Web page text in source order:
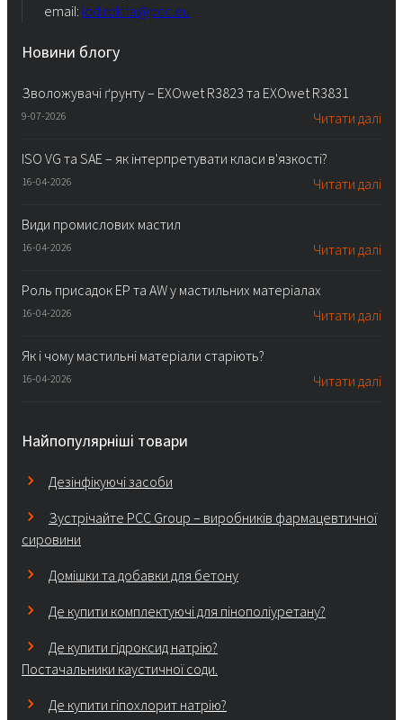
email: iod.rokita@pcc.eu
Новини блогу
Зволожувачі ґрунту – EXOwet R3823 та EXOwet R3831
9-07-2026 Читати далі
ISO VG та SAE – як інтерпретувати класи в'язкості?
16-04-2026 Читати далі
Види промислових мастил
16-04-2026 Читати далі
Роль присадок EP та AW у мастильних матеріалах
16-04-2026 Читати далі
Як і чому мастильні матеріали старіють?
16-04-2026 Читати далі
Найпопулярніші товари
Дезінфікуючі засоби
Зустрічайте PCC Group – виробників фармацевтичної
сировини
Домішки та добавки для бетону
Де купити комплектуючі для пінополіуретану?
Де купити гідроксид натрію?
Постачальники каустичної соди.
Де купити гіпохлорит натрію?